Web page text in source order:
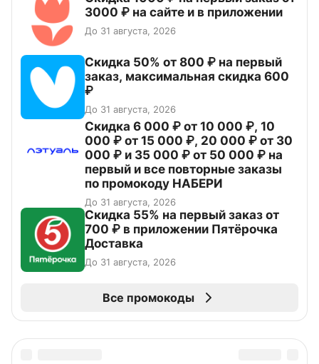
3000 ₽ на сайте и в приложении
До 31 августа, 2026
Скидка 50% от 800 ₽ на первый
заказ, максимальная скидка 600
₽
До 31 августа, 2026
Скидка 6 000 ₽ от 10 000 ₽, 10
000 ₽ от 15 000 ₽, 20 000 ₽ от 30
000 ₽ и 35 000 ₽ от 50 000 ₽ на
первый и все повторные заказы
по промокоду НАБЕРИ
До 31 августа, 2026
Скидка 55% на первый заказ от
700 ₽ в приложении Пятёрочка
Доставка
До 31 августа, 2026
Все промокоды